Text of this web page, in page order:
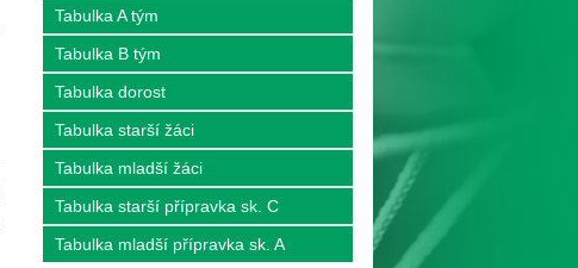
Tabulka A tým
Tabulka B tým
Tabulka dorost
Tabulka starší žáci
Tabulka mladší žáci
Tabulka starší přípravka sk. C
Tabulka mladší přípravka sk. A